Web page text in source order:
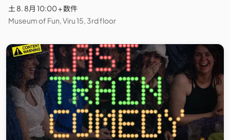
土 8. 8月 10:00 + 数件
Museum of Fun, Viru 15, 3rd floor